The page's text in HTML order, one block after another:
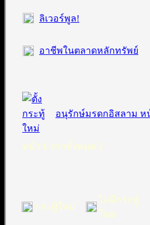
ลิเวอร์พูล!
อาชีพในตลาดหลักทรัพย์
อนุรักษ์มรดกอิสลาม ห
หน้า 1 จากทั้งหมด 2
กระทู้ใหม่
ไม่มีกระทู้
ใหม่